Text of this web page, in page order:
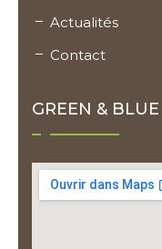
Actualités
Contact
GREEN & BLUE